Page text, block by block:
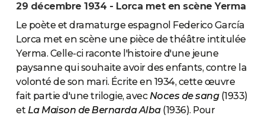
29 décembre 1934 - Lorca met en scène Yerma
Le poète et dramaturge espagnol Federico García
Lorca met en scène une pièce de théâtre intitulée
Yerma. Celle-ci raconte l'histoire d'une jeune
paysanne qui souhaite avoir des enfants, contre la
volonté de son mari. Écrite en 1934, cette œuvre
fait partie d'une trilogie, avecNoces de sang(1933)
et La Maison de Bernarda Alba(1936). Pour